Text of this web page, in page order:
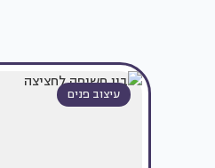
עיצוב פנים